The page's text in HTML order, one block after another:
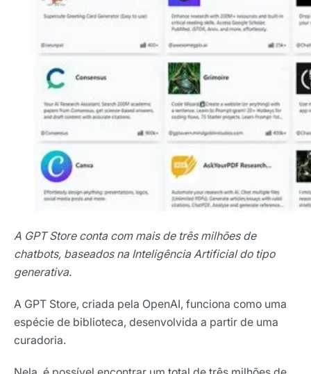
A GPT Store conta com mais de três milhões de
chatbots, baseados na Inteligência Artificial do tipo
generativa.
A GPT Store, criada pela OpenAI, funciona como uma
espécie de biblioteca, desenvolvida a partir de uma
curadoria.